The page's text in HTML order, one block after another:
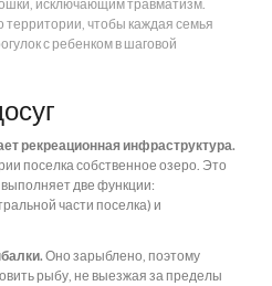
исключающим травматизм.
чтобы каждая семья
с ребенком в шаговой
рекреационная инфраструктура.
поселка собственное озеро. Это
две функции:
части поселка) и
Оно зарыблено, поэтому
рыбу, не выезжая за пределы